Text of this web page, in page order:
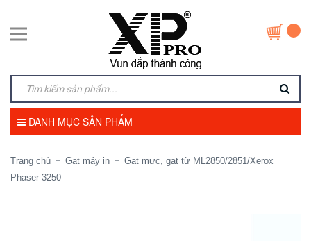
DANH MỤC SẢN PHẨM
Trang chủ + Gạt máy in + Gạt mực, gạt từ ML2850/2851/Xerox
Phaser 3250